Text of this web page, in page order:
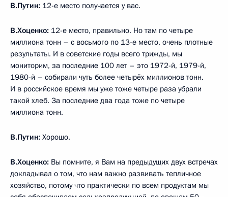
В.Путин: 12-е место получается у вас.
В.Хоценко: 12-е место, правильно. Но там по четыре
миллиона тонн – с восьмого по 13-е место, очень плотные
результаты. И в советские годы всего трижды, мы
мониторим, за последние 100 лет – это 1972-й, 1979-й,
1980-й – собирали чуть более четырёх миллионов тонн.
И в российское время мы уже тоже четыре раза убрали
такой хлеб. За последние два года тоже по четыре
миллиона тонн.
В.Путин: Хорошо.
В.Хоценко: Вы помните, я Вам на предыдущих двух встречах
докладывал о том, что нам важно развивать тепличное
хозяйство, потому что практически по всем продуктам мы